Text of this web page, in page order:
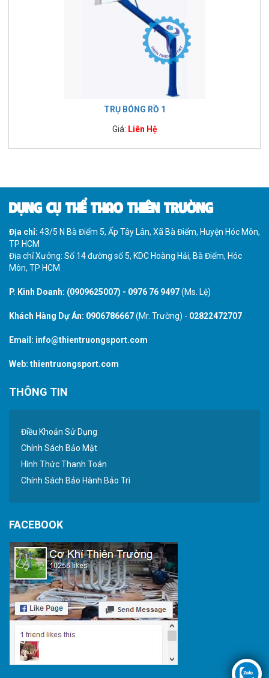
TRỤ BÓNG RỒ 1
Giá: Liên Hệ
DỤNG CỤ THỂ THAO THIÊN TRƯỜNG
Địa chỉ: 43/5 N Bà Điểm 5, Ấp Tây Lân, Xã Bà Điểm, Huyện Hóc Môn,
TP HCM
Địa chỉ Xưởng: Số 14 đường số 5, KDC Hoàng Hải, Bà Điểm, Hóc
Môn, TP HCM
P. Kinh Doanh: (0909625007) - 0976 76 9497(Ms. Lệ)
Khách Hàng Dự Án: 0906786667(Mr. Trường) - 02822472707
Email: info@thientruongsport.com
Web: thientruongsport.com
THÔNG TIN
Điều Khoản Sử Dụng
Chính Sách Bảo Mật
Hình Thức Thanh Toán
Chính Sách Bảo Hành Bảo Trì
FACEBOOK